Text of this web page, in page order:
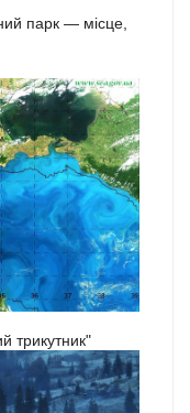
парк — місце,
трикутник"